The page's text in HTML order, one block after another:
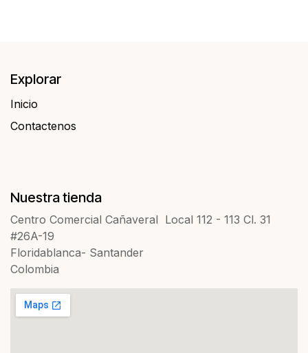
Explorar
Inicio
Contactenos​​
Nuestra tienda
Centro Comercial Cañaveral Local 112 - 113 Cl. 31
#26A-19
Floridablanca- Santander
Colombia